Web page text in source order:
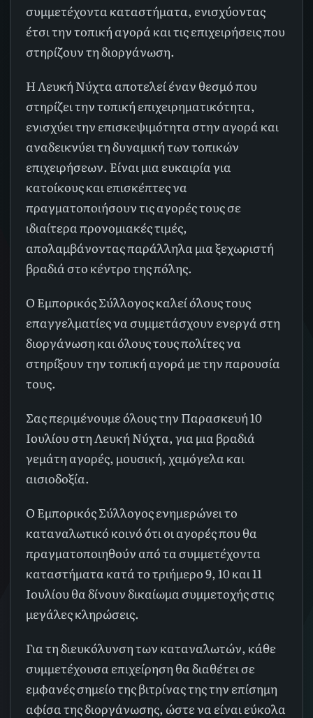
συμμετέχοντα καταστήματα, ενισχύοντας
έτσι την τοπική αγορά και τις επιχειρήσεις που
στηρίζουν τη διοργάνωση.
Η Λευκή Νύχτα αποτελεί έναν θεσμό που
στηρίζει την τοπική επιχειρηματικότητα,
ενισχύει την επισκεψιμότητα στην αγορά και
αναδεικνύει τη δυναμική των τοπικών
επιχειρήσεων. Είναι μια ευκαιρία για
κατοίκους και επισκέπτες να
πραγματοποιήσουν τις αγορές τους σε
ιδιαίτερα προνομιακές τιμές,
απολαμβάνοντας παράλληλα μια ξεχωριστή
βραδιά στο κέντρο της πόλης.
Ο Εμπορικός Σύλλογος καλεί όλους τους
επαγγελματίες να συμμετάσχουν ενεργά στη
διοργάνωση και όλους τους πολίτες να
στηρίξουν την τοπική αγορά με την παρουσία
τους.
Σας περιμένουμε όλους την Παρασκευή 10
Ιουλίου στη Λευκή Νύχτα, για μια βραδιά
γεμάτη αγορές, μουσική, χαμόγελα και
αισιοδοξία.
Ο Εμπορικός Σύλλογος ενημερώνει το
καταναλωτικό κοινό ότι οι αγορές που θα
πραγματοποιηθούν από τα συμμετέχοντα
καταστήματα κατά το τριήμερο 9, 10 και 11
Ιουλίου θα δίνουν δικαίωμα συμμετοχής στις
μεγάλες κληρώσεις.
Για τη διευκόλυνση των καταναλωτών, κάθε
συμμετέχουσα επιχείρηση θα διαθέτει σε
εμφανές σημείο της βιτρίνας της την επίσημη
αφίσα της διοργάνωσης, ώστε να είναι εύκολα